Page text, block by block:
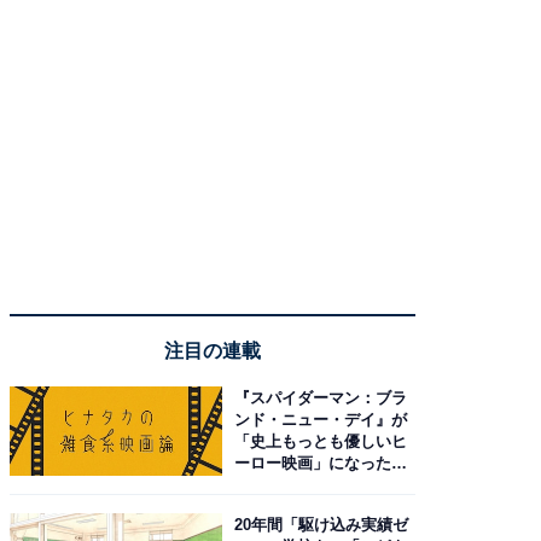
注目の連載
『スパイダーマン：ブラ
ンド・ニュー・デイ』が
「史上もっとも優しいヒ
ーロー映画」になった理
20年間「駆け込み実績ゼ